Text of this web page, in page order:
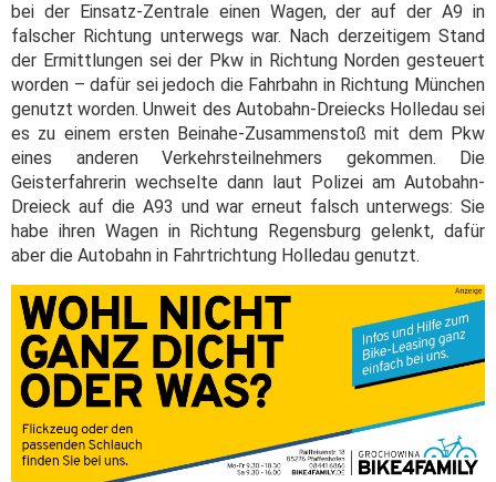
bei der Einsatz-Zentrale einen Wagen, der auf der A9 in
falscher Richtung unterwegs war. Nach derzeitigem Stand
der Ermittlungen sei der Pkw in Richtung Norden gesteuert
worden – dafür sei jedoch die Fahrbahn in Richtung München
genutzt worden. Unweit des Autobahn-Dreiecks Holledau sei
es zu einem ersten Beinahe-Zusammenstoß mit dem Pkw
eines anderen Verkehrsteilnehmers gekommen. Die
Geisterfahrerin wechselte dann laut Polizei am Autobahn-
Dreieck auf die A93 und war erneut falsch unterwegs: Sie
habe ihren Wagen in Richtung Regensburg gelenkt, dafür
aber die Autobahn in Fahrtrichtung Holledau genutzt.